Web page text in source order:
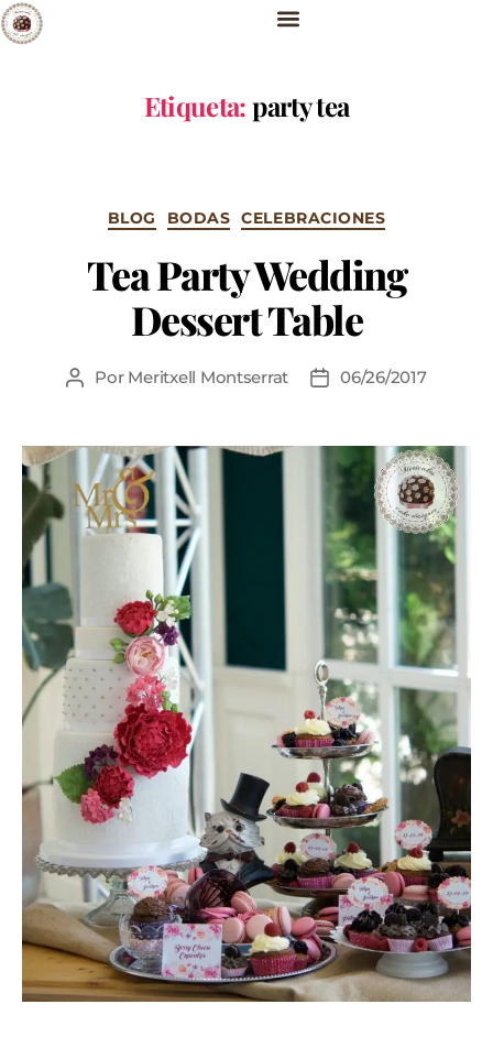
Etiqueta:party tea
BLOG BODAS CELEBRACIONES
Tea Party Wedding
Dessert Table
Por Meritxell Montserrat 06/26/2017